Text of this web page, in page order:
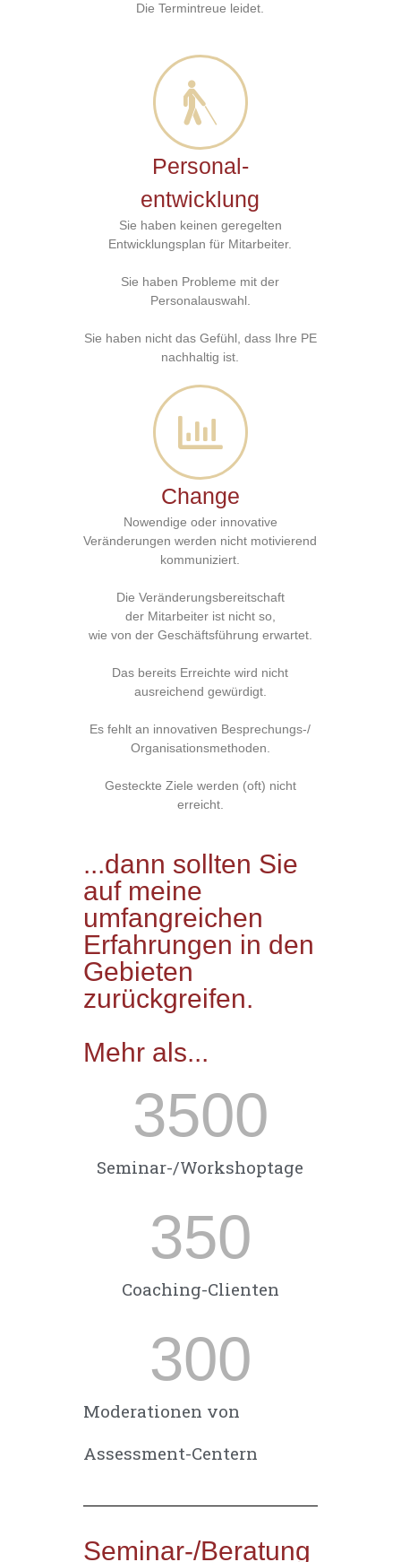
Die Termintreue leidet.
Personal-
entwicklung
Sie haben keinen geregelten
Entwicklungsplan für Mitarbeiter.
Sie haben Probleme mit der
Personalauswahl.
Sie haben nicht das Gefühl, dass Ihre PE
nachhaltig ist.
Change
Nowendige oder innovative
Veränderungen werden nicht motivierend
kommuniziert.
Die Veränderungsbereitschaft
der Mitarbeiter ist nicht so,
wie von der Geschäftsführung erwartet.
Das bereits Erreichte wird nicht
ausreichend gewürdigt.
Es fehlt an innovativen Besprechungs-/
Organisationsmethoden.
Gesteckte Ziele werden (oft) nicht
erreicht.
...dann sollten Sie
auf meine
umfangreichen
Erfahrungen in den
Gebieten
zurückgreifen.
Mehr als...
Seminar-/Workshoptage
3500
Coaching-Clienten
350
Moderationen von
Assessment-Centern
300
Seminar-/Beratung